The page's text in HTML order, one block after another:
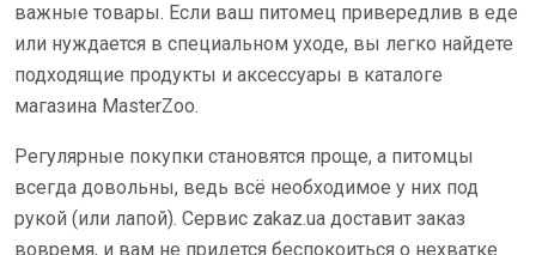
важные товары. Если ваш питомец привередлив в еде
или нуждается в специальном уходе, вы легко найдете
подходящие продукты и аксессуары в каталоге
магазина MasterZoo.
Регулярные покупки становятся проще, а питомцы
всегда довольны, ведь всё необходимое у них под
рукой (или лапой). Сервис zakaz.ua доставит заказ
вовремя, и вам не придется беспокоиться о нехватке